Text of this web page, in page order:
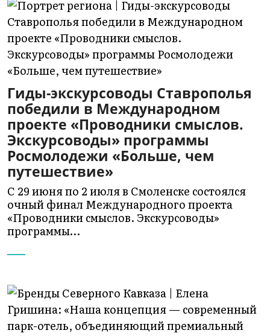
Гиды-экскурсоводы Ставрополья
победили в Международном
проекте «Проводники смыслов.
Экскурсоводы» программы
Росмолодежи «Больше, чем
путешествие»
С 29 июня по 2 июля в Смоленске состоялся
очный финал Международного проекта
«Проводники смыслов. Экскурсоводы»
программы…